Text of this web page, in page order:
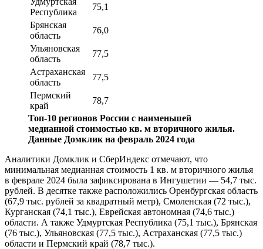
Республика
75,1
Брянская
область
76,0
Ульяновская
область
77,5
Астраханская
область
77,5
Пермский
край
78,7
Топ-10 регионов России с наименьшей
медианной стоимостью кв. м вторичного жилья.
Данные Домклик на февраль 2024 года
Аналитики Домклик и СберИндекс отмечают, что
минимальная медианная стоимость 1 кв. м вторичного жилья
в феврале 2024 была зафиксирована в Ингушетии — 54,7 тыс.
рублей. В десятке также расположились Оренбургская область
(67,9 тыс. рублей за квадратный метр), Смоленская (72 тыс.),
Курганская (74,1 тыс.), Еврейская автономная (74,6 тыс.)
области. А также Удмуртская Республика (75,1 тыс.), Брянская
(76 тыс.), Ульяновская (77,5 тыс.), Астраханская (77,5 тыс.)
области и Пермский край (78,7 тыс.).